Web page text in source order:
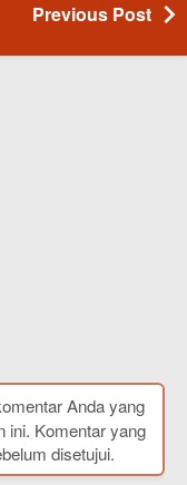
Previous Post
Anda yang
ini. Komentar yang
disetujui.